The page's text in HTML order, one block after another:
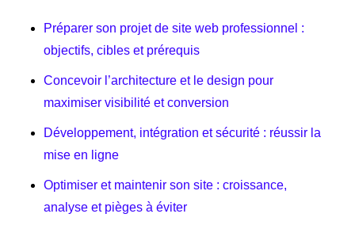
Préparer son projet de site web professionnel :
objectifs, cibles et prérequis
Concevoir l’architecture et le design pour
maximiser visibilité et conversion
Développement, intégration et sécurité : réussir la
mise en ligne
Optimiser et maintenir son site : croissance,
analyse et pièges à éviter